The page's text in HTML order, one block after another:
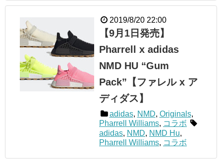
2019/8/20 22:00
【9月1日発売】
Pharrell x adidas
NMD HU “Gum
Pack”【ファレル x ア
ディダス】
adidas, NMD, Originals,
Pharrell Williams, コラボ
adidas, NMD, NMD Hu,
Pharrell Williams, コラボ